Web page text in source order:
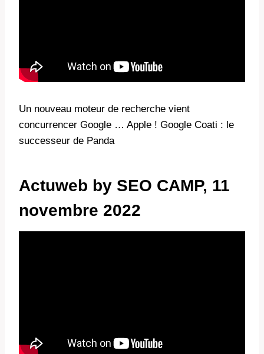
Un nouveau moteur de recherche vient
concurrencer Google … Apple ! Google Coati : le
successeur de Panda
Actuweb by SEO CAMP, 11
novembre 2022